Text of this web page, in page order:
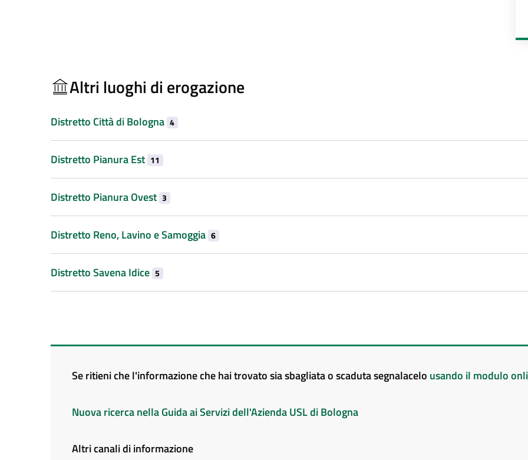
Altri luoghi di erogazione
Distretto Città di Bologna 4
Distretto Pianura Est 11
Distretto Pianura Ovest 3
Distretto Reno, Lavino e Samoggia 6
Distretto Savena Idice 5
Se ritieni che l'informazione che hai trovato sia sbagliata o scaduta segnalacelo usando il modulo
Nuova ricerca nella Guida ai Servizi dell'Azienda USL di Bologna
Altri canali di informazione